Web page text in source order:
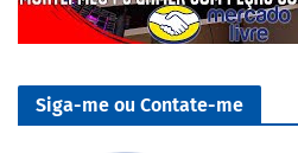
Siga-me ou Contate-me